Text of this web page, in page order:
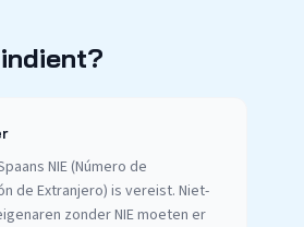
NIE (Número de
de Extranjero) is vereist. Niet-
zonder NIE moeten er